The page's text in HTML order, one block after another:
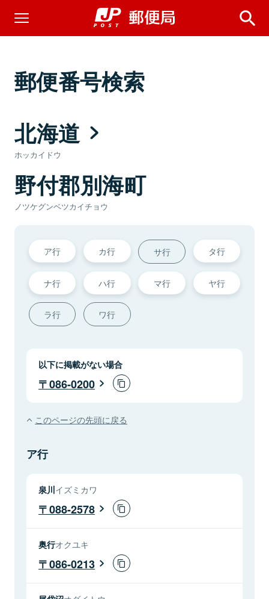
郵便番号検索
北海道
ホッカイドウ
野付郡別海町
ノツケグンベツカイチョウ
ア行 カ行 サ行 タ行
ナ行 ハ行 マ行 ヤ行
ラ行 ワ行
以下に掲載がない場合
086-0200
このページの先頭に戻る
ア行
泉川イズミカワ
088-2578
奥行オクユキ
086-0213